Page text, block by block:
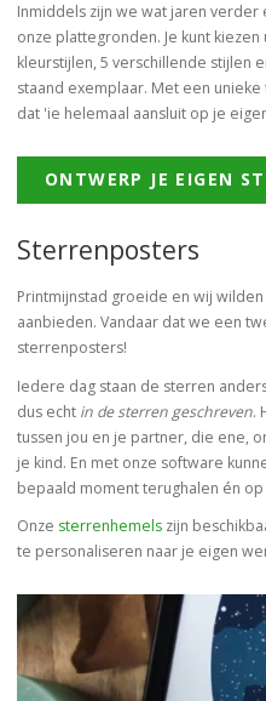
Inmiddels zijn we wat jaren
onze plattegronden. Je kunt
kleurstijlen, 5 verschillende stijlen
staand exemplaar. Met een
dat 'ie helemaal aansluit op je
ONTWERP JE EIGEN
Sterrenposters
Printmijnstad groeide en wij
aanbieden. Vandaar dat we een
sterrenposters!
Iedere dag staan de sterren
dus echt in de sterren geschreven.
tussen jou en je partner, die ene,
je kind. En met onze software
bepaald moment terughalen én
Onze sterrenhemels zijn
te personaliseren naar je eigen